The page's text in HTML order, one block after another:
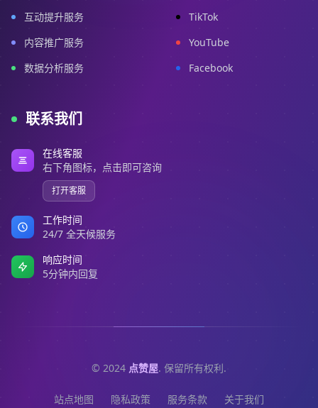
互动提升服务
内容推广服务
数据分析服务
TikTok
YouTube
Facebook
联系我们
在线客服
右下角图标，点击即可咨询
打开客服
工作时间
24/7 全天候服务
响应时间
5分钟内回复
© 2024 点赞屋. 保留所有权利.
站点地图 隐私政策 服务条款 关于我们